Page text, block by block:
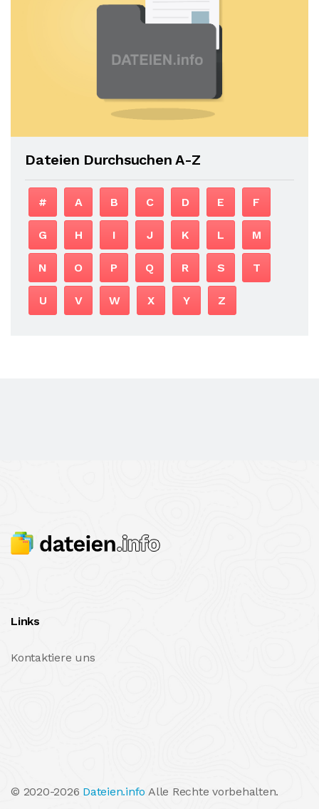
Dateien Durchsuchen A-Z
# A B C D E F
G H I J K L M
N O P Q R S T
U V W X Y Z
Links
Kontaktiere uns
© 2020-2026 Dateien.info Alle Rechte vorbehalten.